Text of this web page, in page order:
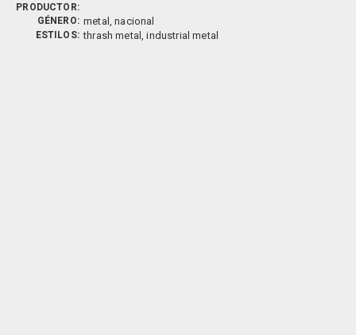
PRODUCTOR:
GÉNERO: metal, nacional
ESTILOS: thrash metal, industrial metal